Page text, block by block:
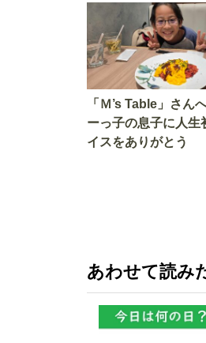
「Ｍ’s Table」さんへ。アレルギ
ーっ子の息子に人生
イスをありがとう
あわせて読み